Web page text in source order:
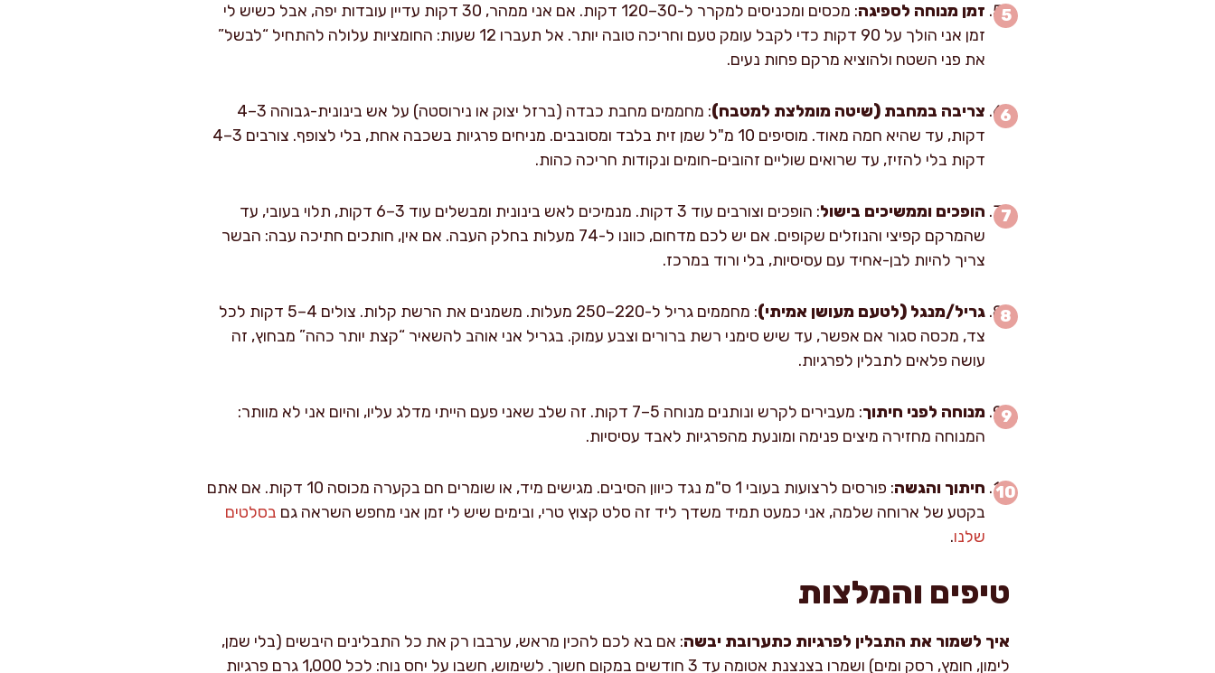
זמן מנוחה לספיגה
: מכסים ומכניסים למקרר ל-30–120 דקות. אם אני ממהר, 30 דקות עדיין עובדות יפה, אבל כשיש לי
זמן אני הולך על 90 דקות כדי לקבל עומק טעם וחריכה טובה יותר. אל תעברו 12 שעות: החומציות עלולה להתחיל “לבשל”
את פני השטח ולהוציא מרקם פחות נעים.
צריבה במחבת (שיטה מומלצת למטבח)
: מחממים מחבת כבדה (ברזל יצוק או נירוסטה) על אש בינונית-גבוהה 3–4
דקות, עד שהיא חמה מאוד. מוסיפים 10 מ"ל שמן זית בלבד ומסובבים. מניחים פרגיות בשכבה אחת, בלי לצופף. צורבים 3–4
דקות בלי להזיז, עד שרואים שוליים זהובים-חומים ונקודות חריכה כהות.
הופכים וממשיכים בישול
: הופכים וצורבים עוד 3 דקות. מנמיכים לאש בינונית ומבשלים עוד 3–6 דקות, תלוי בעובי, עד
שהמרקם קפיצי והנוזלים שקופים. אם יש לכם מדחום, כוונו ל-74 מעלות בחלק העבה. אם אין, חותכים חתיכה עבה: הבשר
צריך להיות לבן-אחיד עם עסיסיות, בלי ורוד במרכז.
גריל/מנגל (לטעם מעושן אמיתי)
: מחממים גריל ל-220–250 מעלות. משמנים את הרשת קלות. צולים 4–5 דקות לכל
צד, מכסה סגור אם אפשר, עד שיש סימני רשת ברורים וצבע עמוק. בגריל אני אוהב להשאיר “קצת יותר כהה” מבחוץ, זה
עושה פלאים לתבלין לפרגיות.
מנוחה לפני חיתוך
: מעבירים לקרש ונותנים מנוחה 5–7 דקות. זה שלב שאני פעם הייתי מדלג עליו, והיום אני לא מוותר:
המנוחה מחזירה מיצים פנימה ומונעת מהפרגיות לאבד עסיסיות.
חיתוך והגשה
: פורסים לרצועות בעובי 1 ס"מ נגד כיוון הסיבים. מגישים מיד, או שומרים חם בקערה מכוסה 10 דקות. אם אתם
בקטע של ארוחה שלמה, אני כמעט תמיד משדך ליד זה סלט קצוץ טרי, ובימים שיש לי זמן אני מחפש השראה גם בסלטים
שלנו.
טיפים והמלצות
איך לשמור את התבלין לפרגיות כתערובת יבשה: אם בא לכם להכין מראש, ערבבו רק את כל התבלינים היבשים (בלי שמן,
לימון, חומץ, רסק ומים) ושמרו בצנצנת אטומה עד 3 חודשים במקום חשוך. לשימוש, חשבו על יחס נוח: לכל 1,000 גרם פרגיות